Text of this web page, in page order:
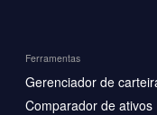
Ferramentas
Gerenciador de
Comparador de ativos